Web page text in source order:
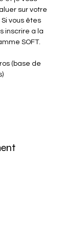
sur votre
vous êtes
inscrire a la
SOFT.
(base de